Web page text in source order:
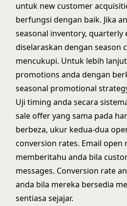
untuk new customer
berfungsi dengan baik. Jika
seasonal inventory, quarterly
diselaraskan dengan season
mencukupi. Untuk lebih
promotions anda dengan
seasonal promotional
Uji timing anda secara
sale offer yang sama pada
berbeza, ukur kedua-dua
conversion rates. Email open
memberitahu anda bila
messages. Conversion rate
anda bila mereka bersedia
sentiasa sejajar.